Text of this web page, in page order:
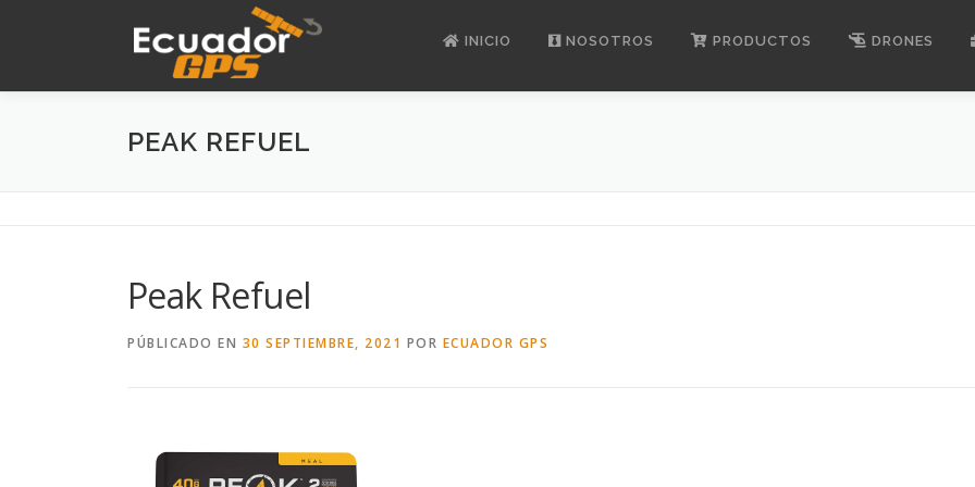
INICIO NOSOTROS PRODUCTOS DRONES
PEAK REFUEL
Peak Refuel
PÚBLICADO EN 30 SEPTIEMBRE, 2021 POR ECUADOR GPS